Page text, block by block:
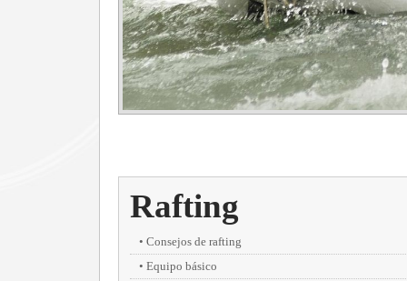
Rafting
Consejos de rafting
Equipo básico